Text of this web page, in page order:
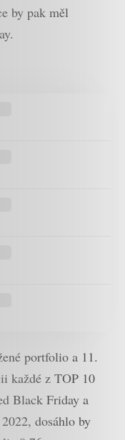
by pak měl
portfolio a 11.
každé z TOP 10
Black Friday a
dosáhlo by